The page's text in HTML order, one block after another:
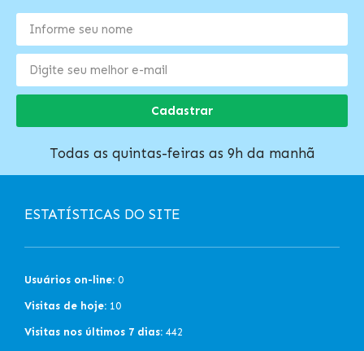
Cadastrar
Todas as quintas-feiras as 9h da manhã
ESTATÍSTICAS DO SITE
Usuários on-line: 0
Visitas de hoje: 10
Visitas nos últimos 7 dias: 442